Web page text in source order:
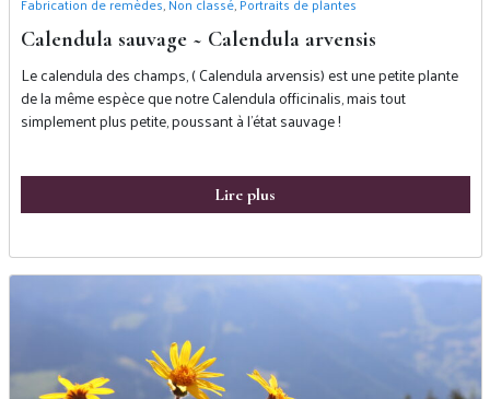
Calendula sauvage ~ Calendula arvensis
Le calendula des champs, ( Calendula arvensis) est une petite plante
de la même espèce que notre Calendula officinalis, mais tout
simplement plus petite, poussant à l’état sauvage !
Lire plus